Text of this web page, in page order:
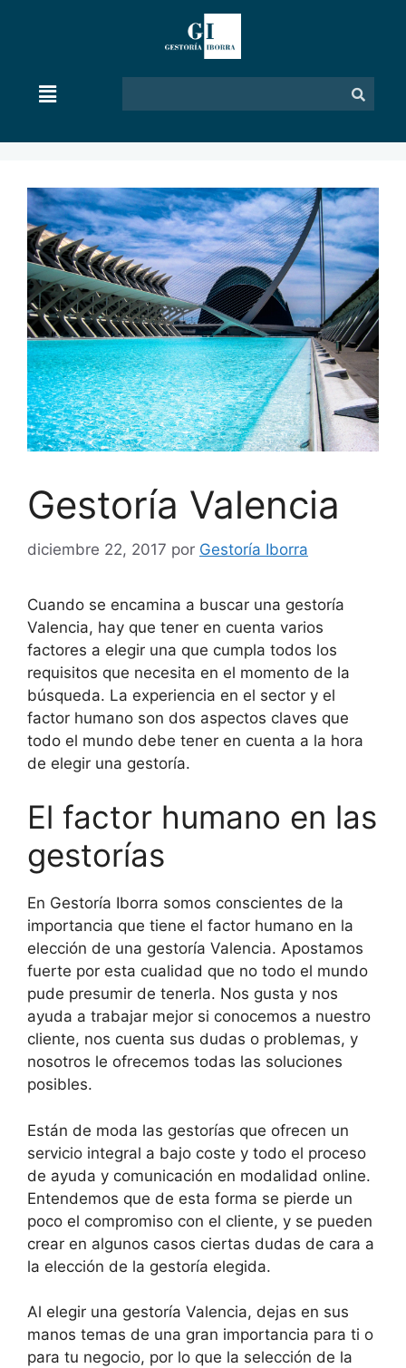
Gestoría Valencia
diciembre 22, 2017 por Gestoría Iborra
Cuando se encamina a buscar una gestoría
Valencia, hay que tener en cuenta varios
factores a elegir una que cumpla todos los
requisitos que necesita en el momento de la
búsqueda. La experiencia en el sector y el
factor humano son dos aspectos claves que
todo el mundo debe tener en cuenta a la hora
de elegir una gestoría.
El factor humano en las
gestorías
En Gestoría Iborra somos conscientes de la
importancia que tiene el factor humano en la
elección de una gestoría Valencia. Apostamos
fuerte por esta cualidad que no todo el mundo
pude presumir de tenerla. Nos gusta y nos
ayuda a trabajar mejor si conocemos a nuestro
cliente, nos cuenta sus dudas o problemas, y
nosotros le ofrecemos todas las soluciones
posibles.
Están de moda las gestorías que ofrecen un
servicio integral a bajo coste y todo el proceso
de ayuda y comunicación en modalidad online.
Entendemos que de esta forma se pierde un
poco el compromiso con el cliente, y se pueden
crear en algunos casos ciertas dudas de cara a
la elección de la gestoría elegida.
Al elegir una gestoría Valencia, dejas en sus
manos temas de una gran importancia para ti o
para tu negocio, por lo que la selección de la